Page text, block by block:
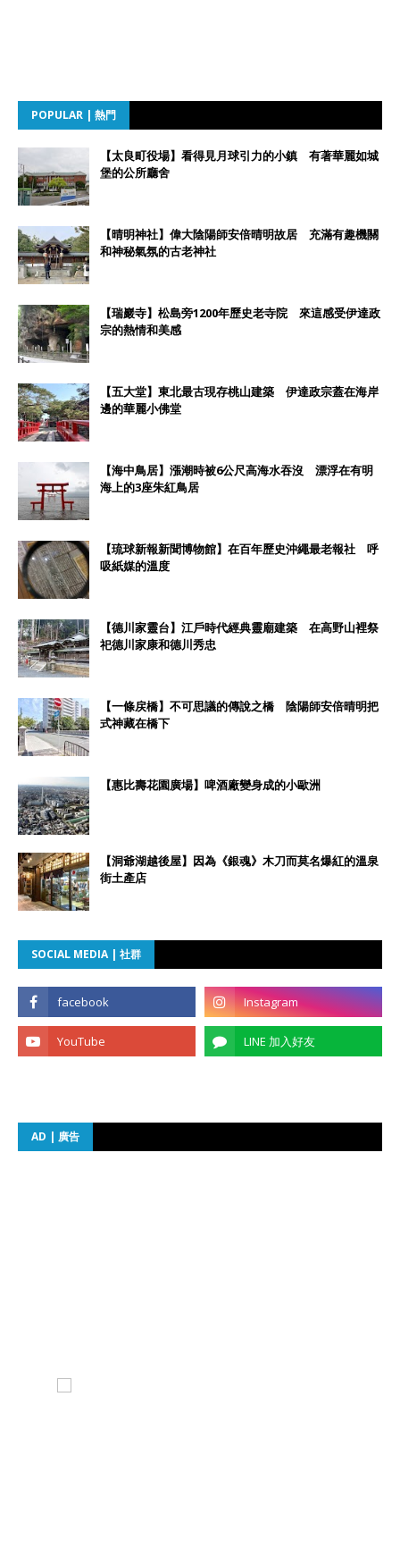
POPULAR | 熱門
【太良町役場】看得見月球引力的小鎮 有著華麗如城
堡的公所廳舍
【晴明神社】偉大陰陽師安倍晴明故居 充滿有趣機關
和神秘氣氛的古老神社
【瑞巖寺】松島旁1200年歷史老寺院 來這感受伊達政
宗的熱情和美感
【五大堂】東北最古現存桃山建築 伊達政宗蓋在海岸
邊的華麗小佛堂
【海中鳥居】漲潮時被6公尺高海水吞沒 漂浮在有明
海上的3座朱紅鳥居
【琉球新報新聞博物館】在百年歷史沖繩最老報社 呼
吸紙媒的溫度
【德川家靈台】江戶時代經典靈廟建築 在高野山裡祭
祀德川家康和德川秀忠
【一條戻橋】不可思議的傳說之橋 陰陽師安倍晴明把
式神藏在橋下
【惠比壽花園廣場】啤酒廠變身成的小歐洲
【洞爺湖越後屋】因為《銀魂》木刀而莫名爆紅的溫泉
街土產店
SOCIAL MEDIA | 社群
AD | 廣告